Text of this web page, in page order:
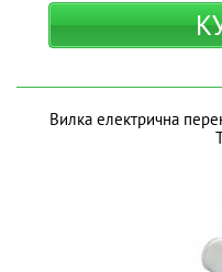
Вилка електрична